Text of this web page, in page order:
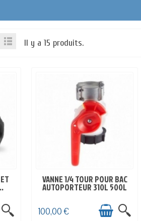
Il y a 15 produits.
EN STOCK
VANNE 1/4 TOUR POUR BAC
AUTOPORTEUR 310L 500L
100,00 €